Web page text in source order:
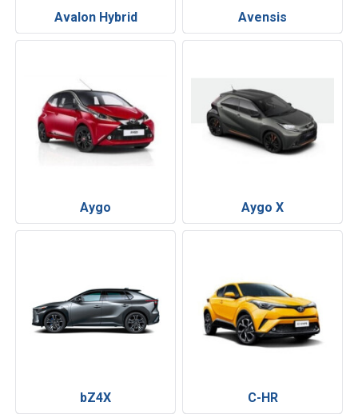
Avalon Hybrid Avensis
Aygo Aygo X
bZ4X C-HR